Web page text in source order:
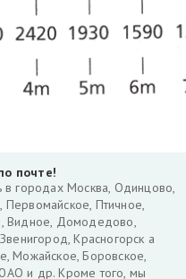
почте!
в городах Москва, Одинцово,
Птичное,
Видное, Домодедово,
Красногорск а
Можайское, Боровское,
и др. Кроме того, мы